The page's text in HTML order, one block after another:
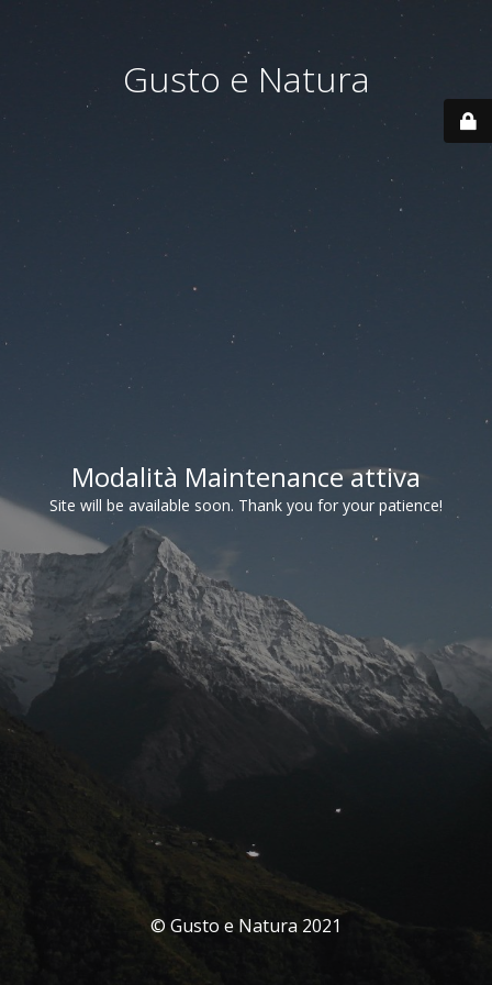
Gusto e Natura
Modalità Maintenance attiva
Site will be available soon. Thank you for your patience!
© Gusto e Natura 2021